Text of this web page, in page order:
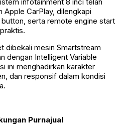
Apple CarPlay, dilengkapi
serta remote engine start
dibekali mesin Smartstream
dengan Intelligent Variable
ini menghadirkan karakter
dan responsif dalam kondisi
Purnajual